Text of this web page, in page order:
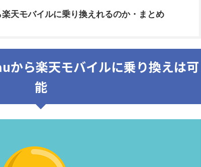
天モバイルに乗り換えれるのか・まとめ
から楽天モバイルに乗り換えは可
能